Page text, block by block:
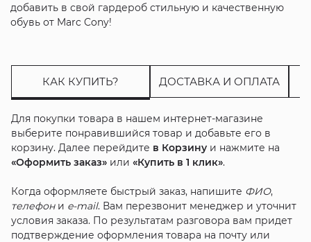
добавить в свой гардероб стильную и качественную
обувь от Marc Cony!
КАК КУПИТЬ? ДОСТАВКА И ОПЛАТА
Для покупки товара в нашем интернет-магазине
выберите понравившийся товар и добавьте его в
корзину. Далее перейдите в Корзинуи нажмите на
«Оформить заказ»или «Купить в 1 клик».
Когда оформляете быстрый заказ, напишите ФИО,
телефони e-mail. Вам перезвонит менеджер и уточнит
условия заказа. По результатам разговора вам придет
подтверждение оформления товара на почту или